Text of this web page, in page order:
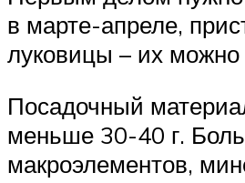
в марте-апреле,
луковицы – их можно
Посадочный
меньше 30-40 г.
макроэлементов,